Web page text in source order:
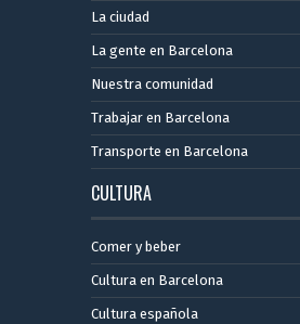
La ciudad
La gente en Barcelona
Nuestra comunidad
Trabajar en Barcelona
Transporte en Barcelona
CULTURA
Comer y beber
Cultura en Barcelona
Cultura española